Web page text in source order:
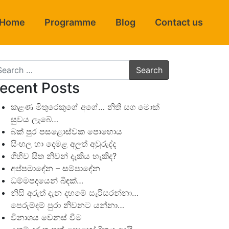
Programme Blog Contact us
Posts
කළණ මිතුරෙකුගේ අගේ… නිති සග මොක්
සුවය ලැබේ…
බක් පුර පසළොස්වක පොහොය
සිංහල හා දෙමළ අලුත් අවුරුද්ද
ගිහිව සිත නිවන් දැකිය හැකිද?
අප්පමාදේන – සම්පාදේන
ධම්මපදයෙන් බිඳක්…
නිසි අරුත් දැන දහමේ සැරිසරන්නා…
පෙරුම්දම් පුරා නිවනට යන්නා…
විනාශය වෙනස් වීම